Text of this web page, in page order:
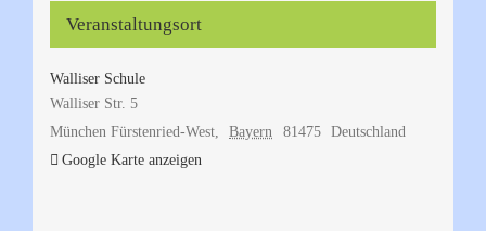
Veranstaltungsort
Walliser Schule
Walliser Str. 5
München Fürstenried-West, Bayern 81475
Deutschland
Google Karte anzeigen